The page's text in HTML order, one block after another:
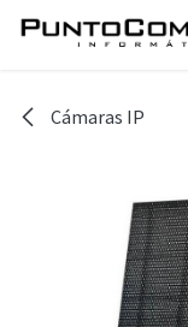
Ir al contenido
Cámaras IP